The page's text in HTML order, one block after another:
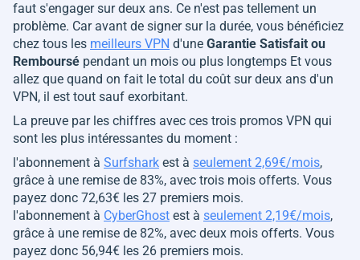
faut s'engager sur deux ans. Ce n'est pas tellement un
problème. Car avant de signer sur la durée, vous bénéficiez
chez tous les meilleurs VPN d'une Garantie Satisfait ou
Remboursé pendant un mois ou plus longtemps Et vous
allez que quand on fait le total du coût sur deux ans d'un
VPN, il est tout sauf exorbitant.
La preuve par les chiffres avec ces trois promos VPN qui
sont les plus intéressantes du moment :
l'abonnement à Surfshark est à seulement 2,69€/mois,
grâce à une remise de 83%, avec trois mois offerts. Vous
payez donc 72,63€ les 27 premiers mois.
l'abonnement à CyberGhost est à seulement 2,19€/mois,
grâce à une remise de 82%, avec deux mois offerts. Vous
payez donc 56,94€ les 26 premiers mois.